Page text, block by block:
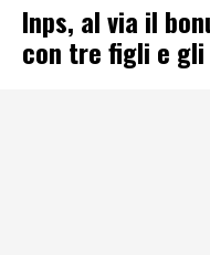
Inps, al via il
con tre figli e